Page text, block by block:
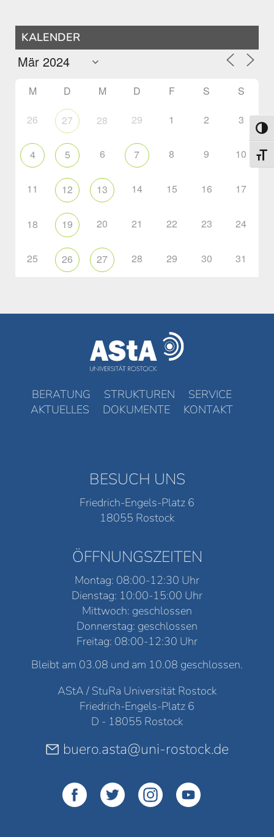
KALENDER
M D M D F S S
26 27 28 29 1 2 3
4 5 6 7 8 9 10
11 12 13 14 15 16 17
18 19 20 21 22 23 24
25 26 27 28 29 30 31
BERATUNG STRUKTUREN
SERVICE
AKTUELLES
DOKUMENTE KONTAKT
BESUCH UNS
Friedrich-Engels-Platz 6
18055 Rostock
ÖFFNUNGSZEITEN
Montag: 08:00-12:30 Uhr
Dienstag: 10:00-15:00 Uhr
Mittwoch: geschlossen
Donnerstag: geschlossen
Freitag: 08:00-12:30 Uhr
Bleibt am 03.08 und am 10.08 geschlossen.
AStA / StuRa Universität Rostock
Friedrich-Engels-Platz 6
D - 18055 Rostock
buero.asta@uni-rostock.de